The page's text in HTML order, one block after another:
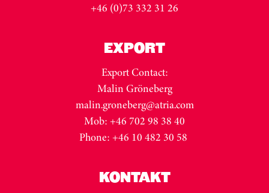
+46 (0)73 332 31 26
EXPORT
Export Contact:
Malin Gröneberg
malin.groneberg@atria.com
Mob: +46 702 98 38 40
Phone: +46 10 482 30 58
KONTAKT